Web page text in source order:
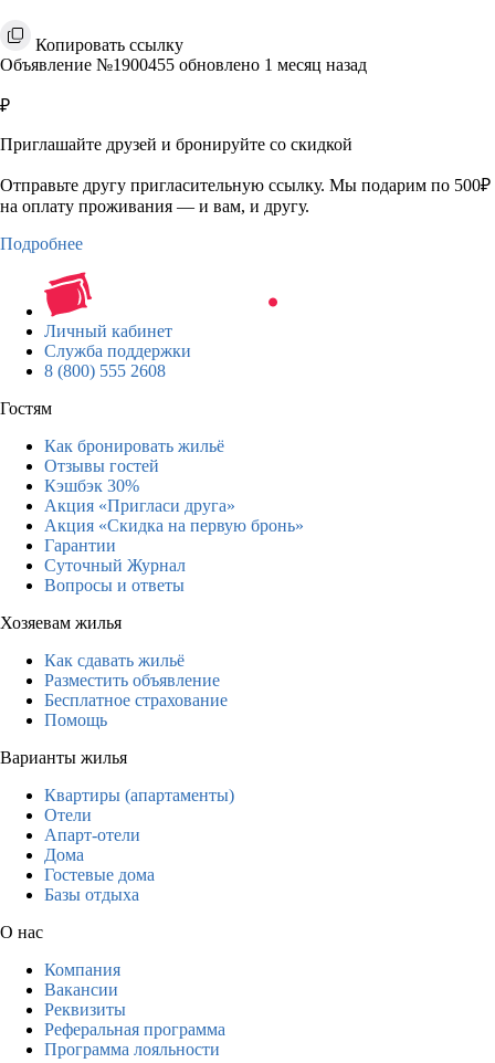
Копировать ссылку
Объявление №1900455 обновлено 1 месяц назад
₽
Приглашайте друзей и бронируйте со скидкой
Отправьте другу пригласительную ссылку. Мы подарим по 500₽
на оплату проживания — и вам, и другу.
Подробнее
Личный кабинет
Служба поддержки
8 (800) 555 2608
Гостям
Как бронировать жильё
Отзывы гостей
Кэшбэк 30%
Акция «Пригласи друга»
Акция «Скидка на первую бронь»
Гарантии
Суточный Журнал
Вопросы и ответы
Хозяевам жилья
Как сдавать жильё
Разместить объявление
Бесплатное страхование
Помощь
Варианты жилья
Квартиры (апартаменты)
Отели
Апарт-отели
Дома
Гостевые дома
Базы отдыха
О нас
Компания
Вакансии
Реквизиты
Реферальная программа
Программа лояльности